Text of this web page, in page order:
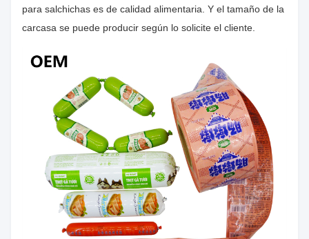
para salchichas es de calidad alimentaria. Y el tamaño de la
carcasa se puede producir según lo solicite el cliente.